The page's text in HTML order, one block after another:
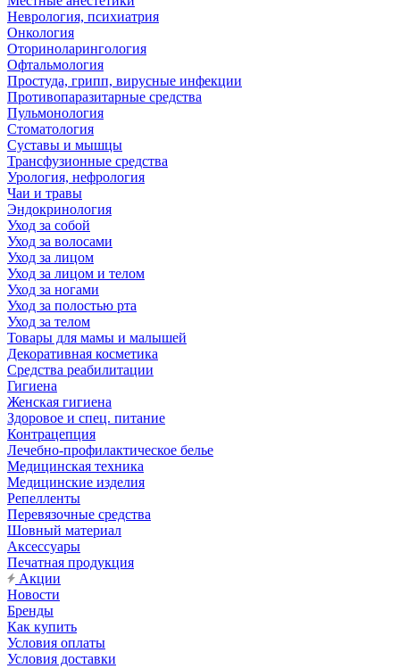
Неврология, психиатрия
Онкология
Оториноларингология
Офтальмология
Простуда, грипп, вирусные инфекции
Противопаразитарные средства
Пульмонология
Стоматология
Суставы и мышцы
Трансфузионные средства
Урология, нефрология
Чаи и травы
Эндокринология
Уход за собой
Уход за волосами
Уход за лицом
Уход за лицом и телом
Уход за ногами
Уход за полостью рта
Уход за телом
Товары для мамы и малышей
Декоративная косметика
Средства реабилитации
Гигиена
Женская гигиена
Здоровое и спец. питание
Контрацепция
Лечебно-профилактическое белье
Медицинская техника
Медицинские изделия
Репелленты
Перевязочные средства
Шовный материал
Аксессуары
Печатная продукция
Акции
Новости
Бренды
Как купить
Условия оплаты
Условия доставки